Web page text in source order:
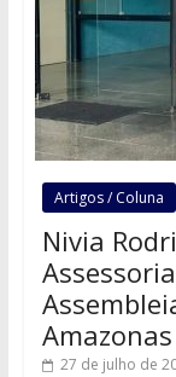
Artigos / Coluna
Nivia
Amazonas
27 de julho de